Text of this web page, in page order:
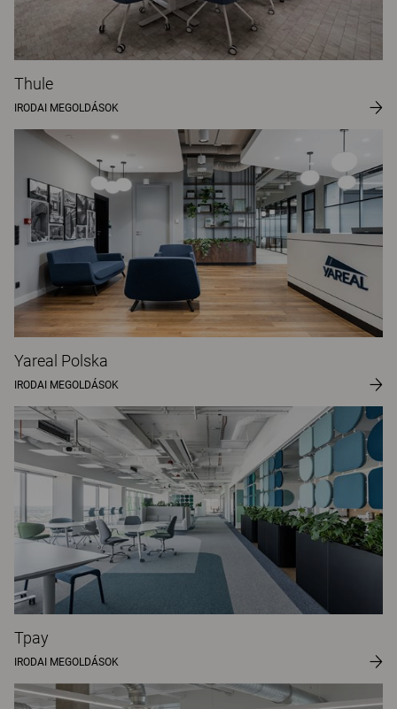
Thule
IRODAI MEGOLDÁSOK
Yareal Polska
IRODAI MEGOLDÁSOK
Tpay
IRODAI MEGOLDÁSOK